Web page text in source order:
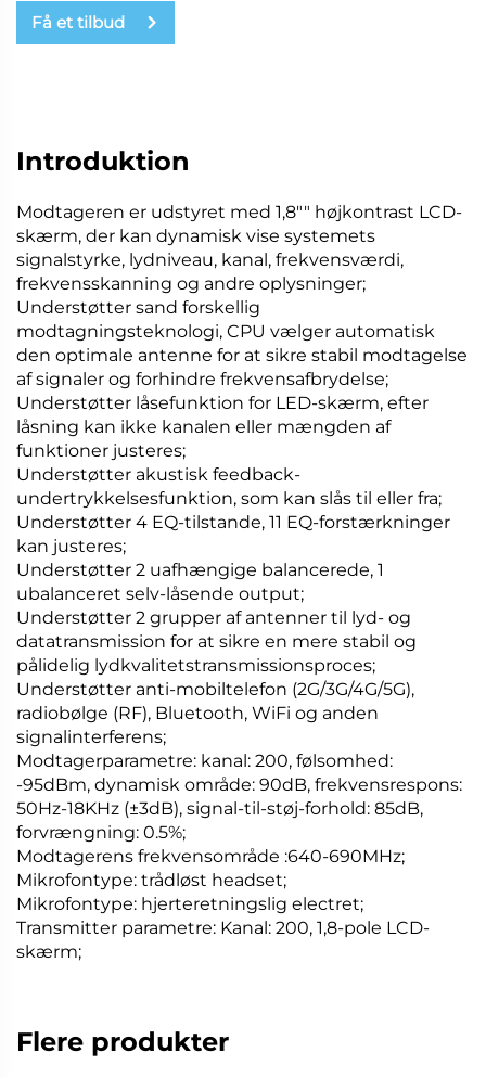
Få et tilbud
Introduktion
Modtageren er udstyret med 1,8"" højkontrast LCD-
skærm, der kan dynamisk vise systemets
signalstyrke, lydniveau, kanal, frekvensværdi,
frekvensskanning og andre oplysninger;
Understøtter sand forskellig
modtagningsteknologi, CPU vælger automatisk
den optimale antenne for at sikre stabil modtagelse
af signaler og forhindre frekvensafbrydelse;
Understøtter låsefunktion for LED-skærm, efter
låsning kan ikke kanalen eller mængden af
funktioner justeres;
Understøtter akustisk feedback-
undertrykkelsesfunktion, som kan slås til eller fra;
Understøtter 4 EQ-tilstande, 11 EQ-forstærkninger
kan justeres;
Understøtter 2 uafhængige balancerede, 1
ubalanceret selv-låsende output;
Understøtter 2 grupper af antenner til lyd- og
datatransmission for at sikre en mere stabil og
pålidelig lydkvalitetstransmissionsproces;
Understøtter anti-mobiltelefon (2G/3G/4G/5G),
radiobølge (RF), Bluetooth, WiFi og anden
signalinterferens;
Modtagerparametre: kanal: 200, følsomhed:
-95dBm, dynamisk område: 90dB, frekvensrespons:
50Hz-18KHz (±3dB), signal-til-støj-forhold: 85dB,
forvrængning: 0.5%;
Modtagerens frekvensområde :640-690MHz;
Mikrofontype: trådløst headset;
Mikrofontype: hjerteretningslig electret;
Transmitter parametre: Kanal: 200, 1,8-pole LCD-
skærm;
Flere produkter